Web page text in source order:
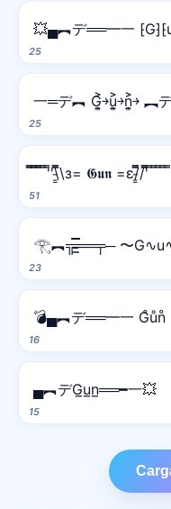
25
💥▄︻デ══━一
25
一═デ︻ G͎͍͐￫u͎͍͐￫n͎͍͐￫ ︻
51
̿̿ ̿̿ ̿̿ ̿'̿'\̵͇̿̿\з= 𝕲𝖚𝖓 =ε/̵͇̿̿/'̿̿ ̿ ̿ ̿ ̿ ̿
23
𓂀︻╦̵̵͇̿̿̿̿══╤─ 〜
16
💣▄︻デ══━一 G̊ůn̊
15
▄︻デG̲u̲n̲══━一💥